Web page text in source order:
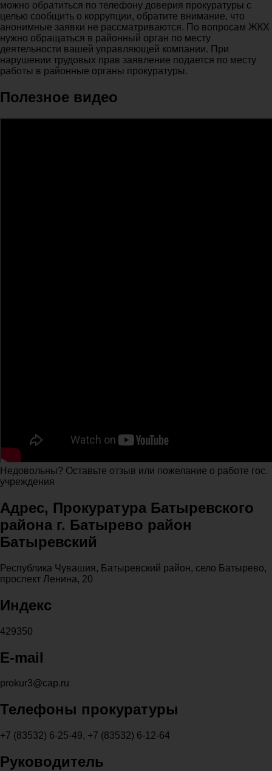
можно обратиться по телефону доверия прокуратуры с
целью сообщить о коррупции, обратите внимание, что
анонимные заявки не рассматриваются. По вопросам ЖКХ
нужно обращаться в районный орган по месту
деятельности вашей управляющей компании. При
нарушении трудовых прав заявление подается по месту
работы в районные органы прокуратуры.
Полезное видео
Недовольны? Оставьте отзыв или пожелание о работе гос.
учреждения
Адрес, Прокуратура Батыревского
района г. Батырево район
Батыревский
Республика Чувашия, Батыревский район, село Батырево,
проспект Ленина, 20
Индекс
429350
E-mail
prokur3@cap.ru
Телефоны прокуратуры
+7 (83532) 6-25-49, +7 (83532) 6-12-64
Руководитель